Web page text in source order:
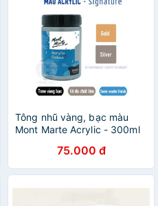
Tông nhũ vàng, bạc màu
Mont Marte Acrylic - 300ml
75.000 đ